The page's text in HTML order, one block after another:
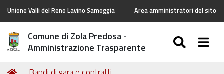
Unione Valli del Reno Lavino Samoggia Area amministratori del sito
Comune di Zola Predosa -
Amministrazione Trasparente
Tu